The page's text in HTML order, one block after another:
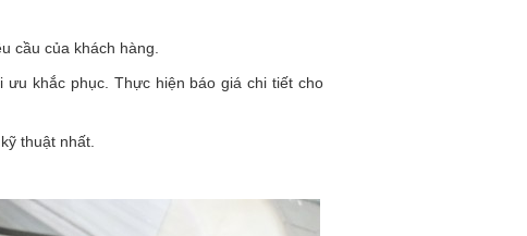
cầu của khách hàng.
khắc phục. Thực hiện báo giá chi tiết cho
thuật nhất.